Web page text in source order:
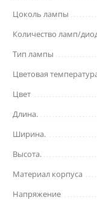
Цоколь лампы
Количество ламп/
Тип лампы
Цветовая
Цвет
Длина.
Ширина.
Высота.
Материал корпуса
Напряжение